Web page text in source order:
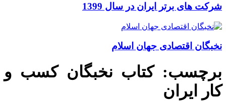
شرکت های برتر ایران در سال 1399
نخبگان اقتصادی جهان اسلام
برچسب:کتاب نخبگان کسب و
کار ایران